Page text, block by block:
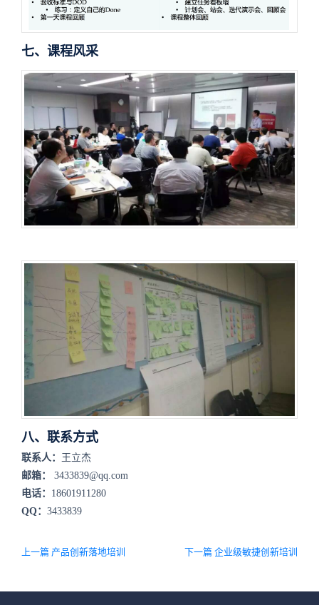
七、课程风采
八、联系方式
联系人：
王立杰
邮箱：
3433839@qq.com
电话： 18601911280
QQ： 3433839
上一篇 产品创新落地培训 下一篇 企业级敏捷创新培训